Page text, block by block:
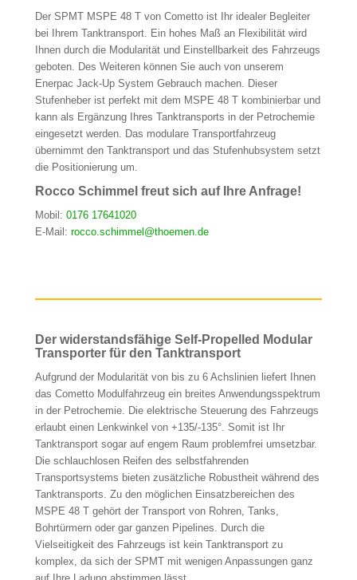
Der SPMT MSPE 48 T von Cometto ist Ihr idealer Begleiter
bei Ihrem Tanktransport. Ein hohes Maß an Flexibilität wird
Ihnen durch die Modularität und Einstellbarkeit des Fahrzeugs
geboten. Des Weiteren können Sie auch von unserem
Enerpac Jack-Up System Gebrauch machen. Dieser
Stufenheber ist perfekt mit dem MSPE 48 T kombinierbar und
kann als Ergänzung Ihres Tanktransports in der Petrochemie
eingesetzt werden. Das modulare Transportfahrzeug
übernimmt den Tanktransport und das Stufenhubsystem setzt
die Positionierung um.
Rocco Schimmel freut sich auf Ihre Anfrage!
Mobil: 0176 17641020
E-Mail: rocco.schimmel@thoemen.de
Der widerstandsfähige Self-Propelled Modular
Transporter für den Tanktransport
Aufgrund der Modularität von bis zu 6 Achslinien liefert Ihnen
das Cometto Modulfahrzeug ein breites Anwendungsspektrum
in der Petrochemie. Die elektrische Steuerung des Fahrzeugs
erlaubt einen Lenkwinkel von +135/-135°. Somit ist Ihr
Tanktransport sogar auf engem Raum problemfrei umsetzbar.
Die schlauchlosen Reifen des selbstfahrenden
Transportsystems bieten zusätzliche Robustheit während des
Tanktransports. Zu den möglichen Einsatzbereichen des
MSPE 48 T gehört der Transport von Rohren, Tanks,
Bohrtürmern oder gar ganzen Pipelines. Durch die
Vielseitigkeit des Fahrzeugs ist kein Tanktransport zu
komplex, da sich der SPMT mit wenigen Anpassungen ganz